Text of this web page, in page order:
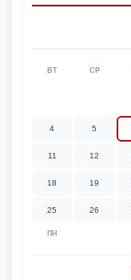
ПН
ВТ СР
4 5
11 12
18 19
25 26